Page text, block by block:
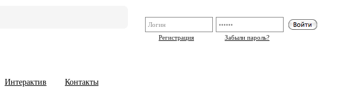
Регистрация
Забыли пароль?
Интерактив Контакты